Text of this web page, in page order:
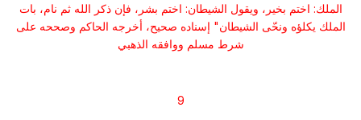
الملك: اختم بخير، ويقول الشيطان: اختم بشر، فإن ذكر الله ثم نام، بات
الملك يكلؤه ونحّى الشيطان" إسناده صحيح، أخرجه الحاكم وصححه على
شرط مسلم ووافقه الذهبي
9